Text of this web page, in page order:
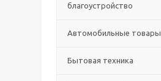
благоустройство
Автомобильные товары
Бытовая техника